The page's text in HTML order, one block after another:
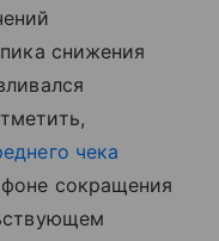
снижения
чека
сокращения